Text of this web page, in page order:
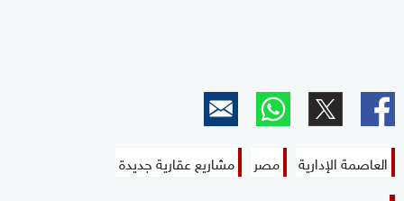
العاصمة الإدارية مصر مشاريع عقارية جديدة